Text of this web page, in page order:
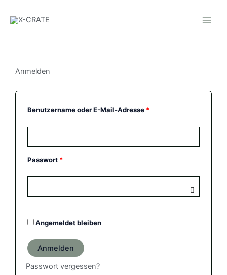
Inhalt
springen
Anmelden
Benutzername oder E-Mail-Adresse *
Passwort *
Angemeldet bleiben
Anmelden
Passwort vergessen?